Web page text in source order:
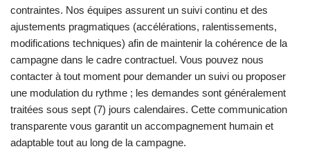
contraintes. Nos équipes assurent un suivi continu et des
ajustements pragmatiques (accélérations, ralentissements,
modifications techniques) afin de maintenir la cohérence de la
campagne dans le cadre contractuel. Vous pouvez nous
contacter à tout moment pour demander un suivi ou proposer
une modulation du rythme ; les demandes sont généralement
traitées sous sept (7) jours calendaires. Cette communication
transparente vous garantit un accompagnement humain et
adaptable tout au long de la campagne.